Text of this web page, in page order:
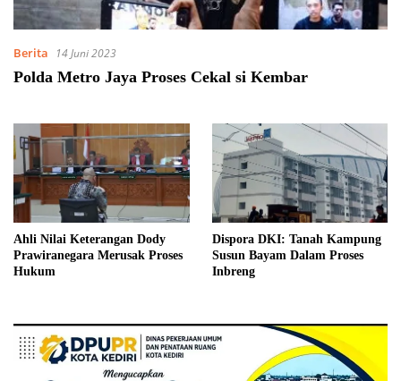
Berita 14 Juni 2023
Polda Metro Jaya Proses Cekal si Kembar
Ahli Nilai Keterangan Dody
Prawiranegara Merusak Proses
Hukum
Dispora DKI: Tanah Kampung
Susun Bayam Dalam Proses
Inbreng